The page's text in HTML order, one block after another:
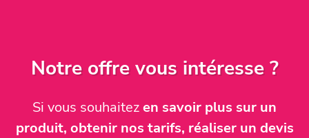
Notre offre vous intéresse ?
Si vous souhaitezen savoir plus sur un
produit, obtenir nos tarifs, réaliser un devis